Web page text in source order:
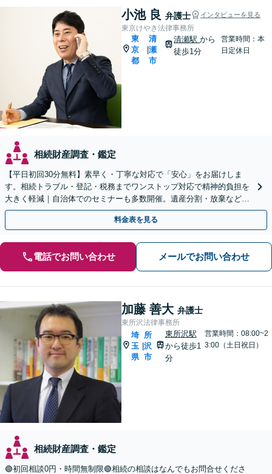
小池 良 弁護士 インタビューを見る
東京けやき法律事務所
東
京
都
清
瀬
市
清瀬駅から
徒歩1分
営業時間：本
日定休日
相続財産調査・鑑定
【平日初回30分無料】素早く・丁寧な対応で「安心」をお届けしま
す。相続トラブル・登記・税務までワンストップ対応で精神的負担を
大きく軽減｜自治体でのセミナーも多数開催。遺産分割・放棄などま
ずはお気軽にご相談ください【通知税理士】
料金表を見る
電話でお問い合わせ メールでお問い合わせ
加藤 善大 弁護士
東所沢法律事務所
埼
玉
県
|
所
沢
市
東所沢駅
から徒歩1
分
営業時間：08:00~2
3:00（土日祝日）
相続財産調査・鑑定
🟢初回相談0円・時間無制限🟢相続の相談はなんでもお問合せくださ